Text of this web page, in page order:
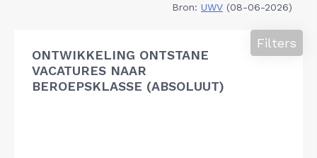
Bron: UWV (08-06-2026)
ONTWIKKELING ONTSTANE
VACATURES NAAR
BEROEPSKLASSE (ABSOLUUT)
Filters